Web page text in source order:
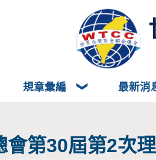
規章彙編 最新消
會第30屆第2次